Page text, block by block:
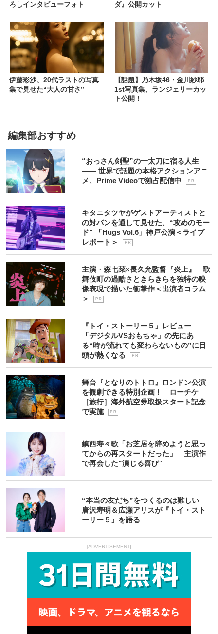
ろしインタビューフォト
ダ』公開カット
伊藤彩沙、20代ラストの写真
集で見せた“大人の甘さ”
【話題】乃木坂46・金川紗耶
1st写真集、ランジェリーカッ
ト公開！
編集部おすすめ
“おっさん剣聖”の一太刀に宿る人生
―― 世界で話題の本格アクションアニ
メ、Prime Videoで独占配信中
P R
キタニタツヤがゲストアーティストと
の対バンを通して見せた、“攻めのモー
ド” 「Hugs Vol.6」神戸公演＜ライブ
レポート＞
P R
主演・森七菜×長久允監督『炎上』 歌
舞伎町の過酷さときらきらを独特の映
像表現で描いた衝撃作＜出演者コラム
＞
P R
『トイ・ストーリー５』レビュー
「デジタルVSおもちゃ」の先にあ
る“時が流れても変わらないもの”に目
頭が熱くなる
P R
舞台『となりのトトロ』ロンドン公演
を観劇できる特別企画！ ローチケ
［旅行］海外航空券取扱スタート記念
で実施
P R
鎮西寿々歌「お芝居を辞めようと思っ
てからの再スタートだった」 主演作
で再会した“演じる喜び”
“本当の友だち”をつくるのは難しい
唐沢寿明＆広瀬アリスが『トイ・スト
ーリー５』を語る
[ADVERTISEMENT]